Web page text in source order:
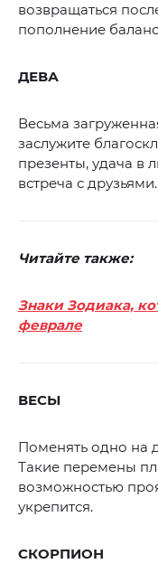
возвращаться
пополнение
ДЕВА
Весьма
заслужите
презенты, удача в
встреча с друзьями.
Читайте также:
Знаки Зодиака,
феврале
ВЕСЫ
Поменять одно на
Такие перемены
возможностью
укрепится.
СКОРПИОН